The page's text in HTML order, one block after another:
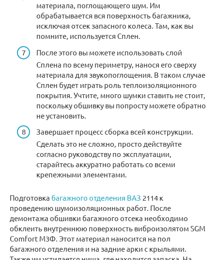
материала, поглощающего шум. Им
обрабатывается вся поверхность багажника,
исключая отсек запасного колеса. Там, как вы
помните, используется Сплен.
После этого вы можете использовать слой
Сплена по всему периметру, нанося его сверху
материала для звукопоглощения. В таком случае
Сплен будет играть роль теплоизоляционного
покрытия. Учтите, много шумки ставить не стоит,
поскольку обшивку вы попросту можете обратно
не установить.
Завершает процесс сборка всей конструкции.
Сделать это не сложно, просто действуйте
согласно руководству по эксплуатации,
старайтесь аккуратно работать со всеми
крепежными элементами.
Подготовка багажного отделения ВАЗ 2114 к
проведению шумоизоляционных работ. После
демонтажа обшивки багажного отсека необходимо
обклеить внутреннюю поверхность виброизолятом SGM
Comfort М3Ф. Этот материал наносится на пол
багажного отделения и на задние арки с крыльями.